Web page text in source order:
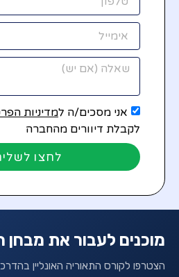
אני מסכים/ה למדיניות
לקבלת דיוורים מהחברה
לחצו
מוכנים לעבור את מבחן
הצטרפו לקורס התאוריה האונליין